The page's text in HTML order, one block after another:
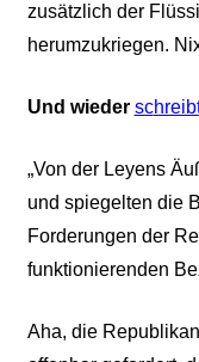
zusätzlich der
herumzukriegen.
Und wieder sc
„Von der Leyens
und spiegelten die
Forderungen der
funktionierenden
Aha, die